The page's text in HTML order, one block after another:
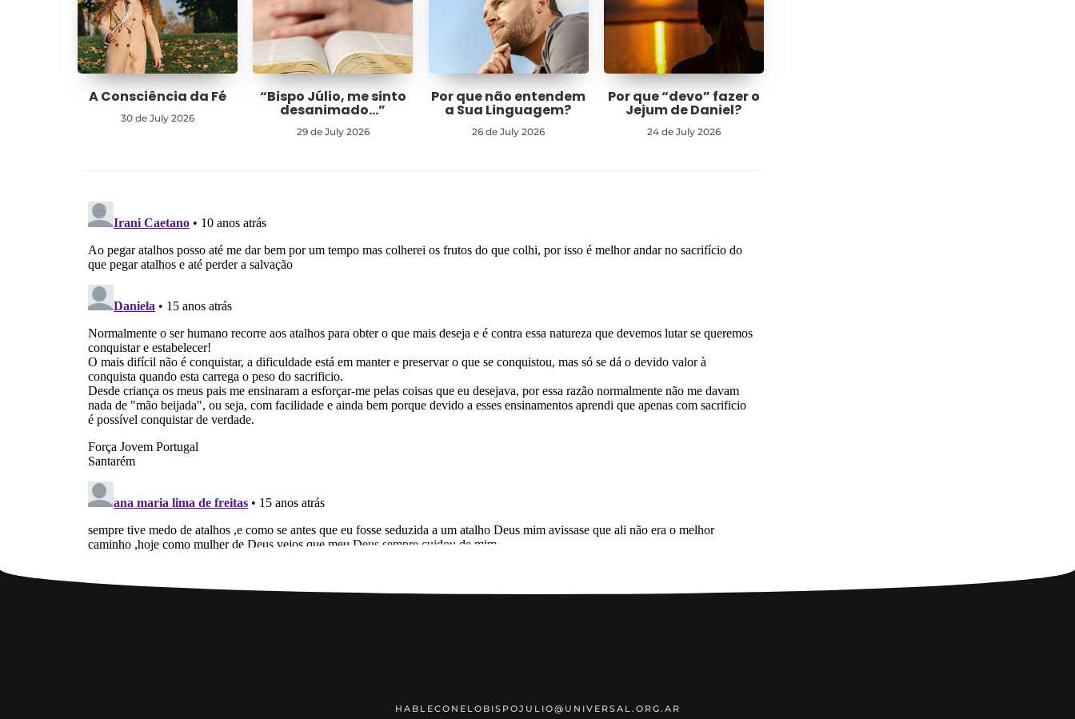
A Consciência da Fé
30 de July 2026
“Bispo Júlio, me sinto
desanimado…”
29 de July 2026
Por que não entendem
a Sua Linguagem?
26 de July 2026
Por que “devo” fazer o
Jejum de Daniel?
24 de July 2026
HABLECONELOBISPOJULIO@UNIVERSAL.ORG.AR